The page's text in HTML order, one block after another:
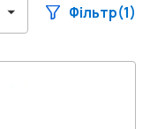
Фільтр(1)